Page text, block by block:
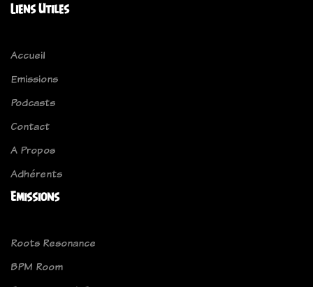
Liens Utiles
Accueil
Emissions
Podcasts
Contact
A Propos
Adhérents
Emissions
Roots Resonance
BPM Room